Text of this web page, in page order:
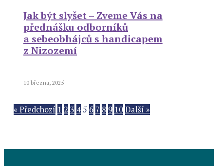
Jak být slyšet – Zveme Vás na
přednášku odborníků
a sebeobhájců s handicapem
z Nizozemí
10 března, 2025
« Předchozí 1 2 3 4 5 6 7 8 9 10Další »